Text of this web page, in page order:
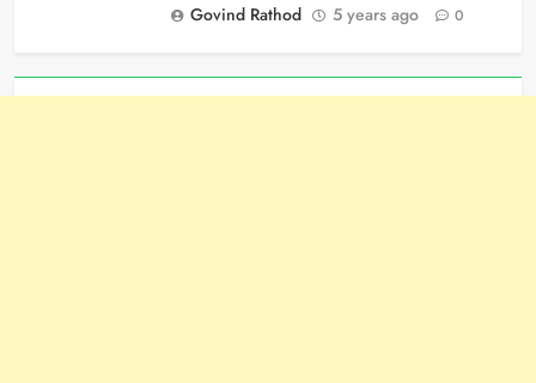
Govind Rathod
5 years ago 0